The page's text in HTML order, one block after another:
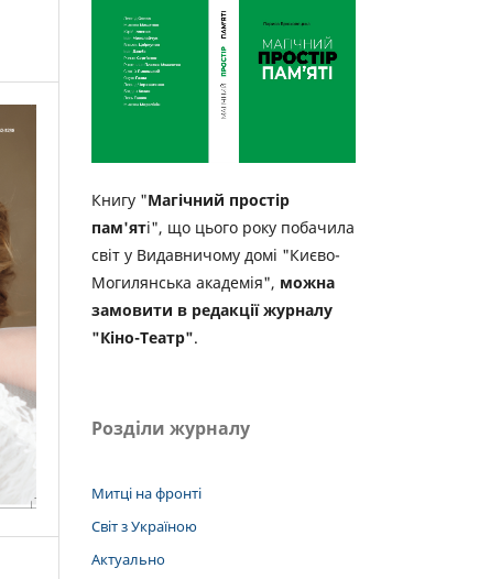
Книгу "Магічний простір
пам'яті", що цього року побачила
світ у Видавничому домі "Києво-
Могилянська академія", можна
замовити в редакції журналу
"Кіно-Театр".
Розділи журналу
Митці на фронті
Світ з Україною
Актуально